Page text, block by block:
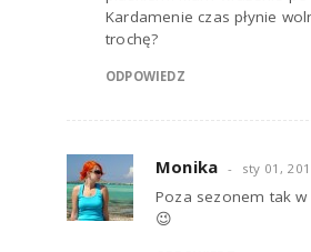
Kardamenie czas płynie
trochę?
ODPOWIEDZ
Monika sty 01,
Poza sezonem tak
😉